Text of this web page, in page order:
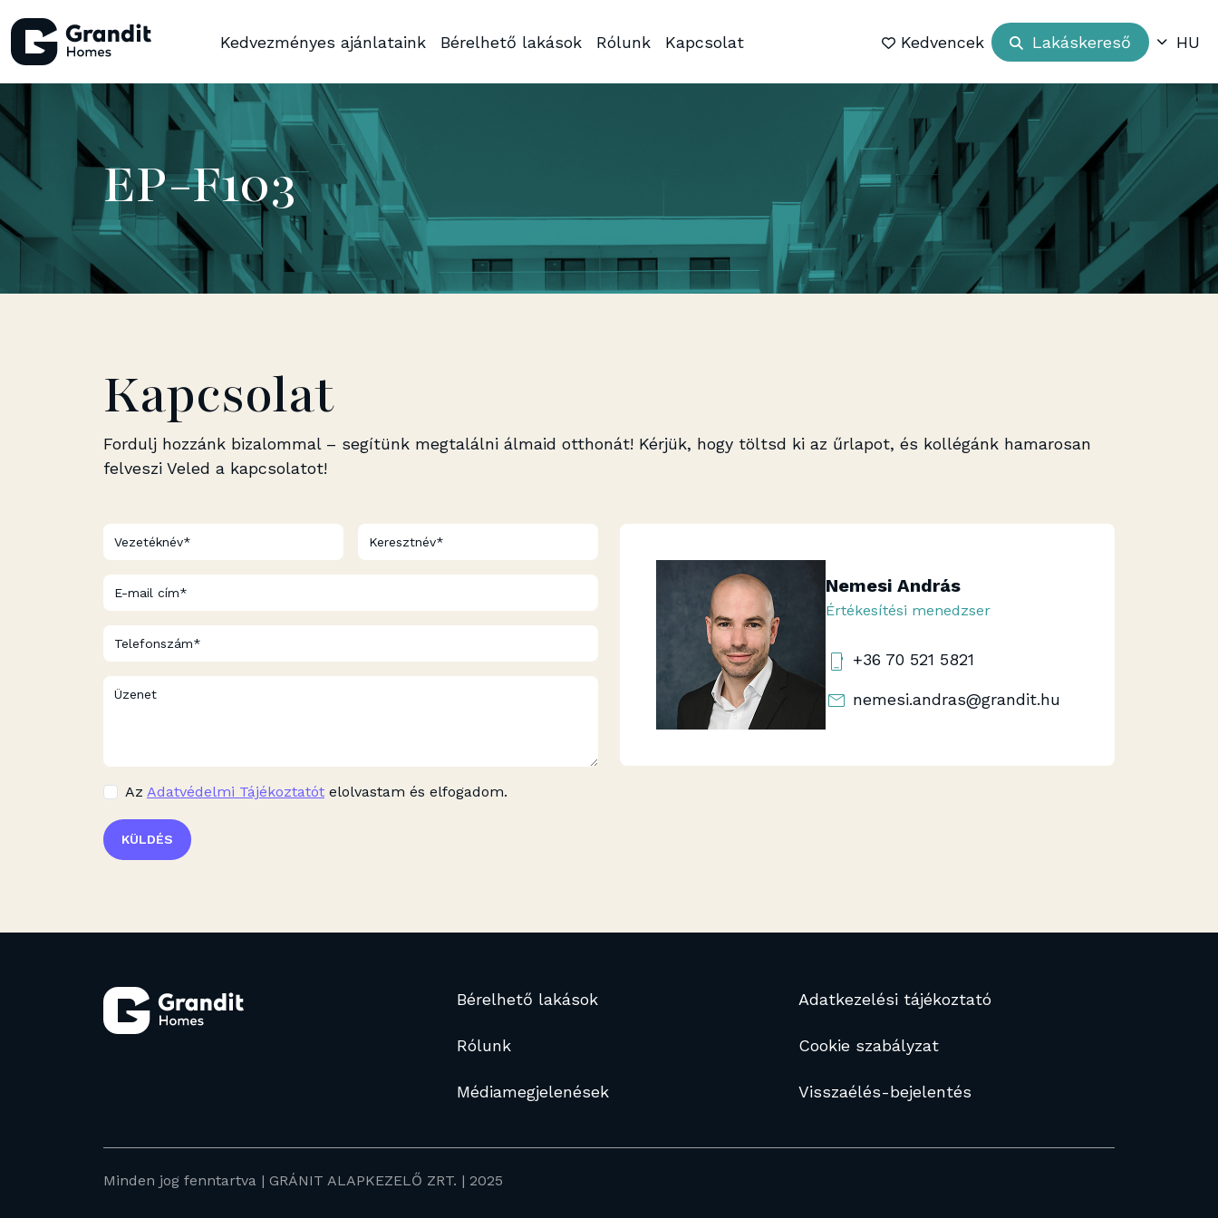
Kedvezményes ajánlataink Bérelhető lakások Rólunk Kapcsolat Kedvencek Lakáskereső HU
EP-F103
Kapcsolat
Fordulj hozzánk bizalommal – segítünk megtalálni álmaid otthonát! Kérjük, hogy töltsd ki az űrlapot, és kollégánk hamarosan
felveszi Veled a kapcsolatot!
Az Adatvédelmi Tájékoztatót elolvastam és elfogadom.
KÜLDÉS
Nemesi András
Értékesítési menedzser
+36 70 521 5821
nemesi.andras@grandit.hu
Bérelhető lakások
Rólunk
Médiamegjelenések
Adatkezelési tájékoztató
Cookie szabályzat
Visszaélés-bejelentés
Minden jog fenntartva | GRÁNIT ALAPKEZELŐ ZRT. | 2025